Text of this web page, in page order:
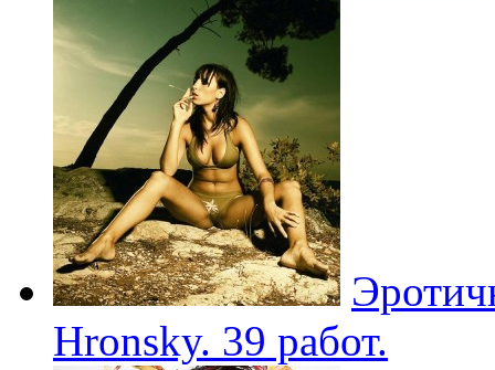
Hronsky. 39 работ.